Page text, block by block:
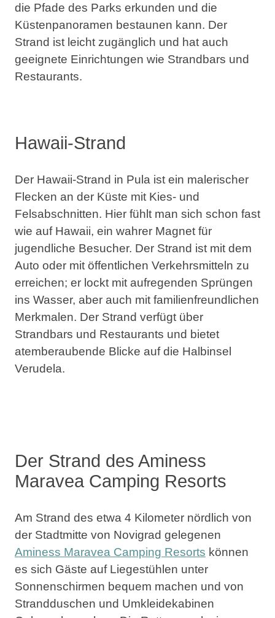
die Pfade des Parks erkunden und die
Küstenpanoramen bestaunen kann. Der
Strand ist leicht zugänglich und hat auch
geeignete Einrichtungen wie Strandbars und
Restaurants.
Hawaii-Strand
Der Hawaii-Strand in Pula ist ein malerischer
Flecken an der Küste mit Kies- und
Felsabschnitten. Hier fühlt man sich schon fast
wie auf Hawaii, ein wahrer Magnet für
jugendliche Besucher. Der Strand ist mit dem
Auto oder mit öffentlichen Verkehrsmitteln zu
erreichen; er lockt mit aufregenden Sprüngen
ins Wasser, aber auch mit familienfreundlichen
Merkmalen. Der Strand verfügt über
Strandbars und Restaurants und bietet
atemberaubende Blicke auf die Halbinsel
Verudela.
Der Strand des Aminess
Maravea Camping Resorts
Am Strand des etwa 4 Kilometer nördlich von
der Stadtmitte von Novigrad gelegenen
Aminess Maravea Camping Resorts können
es sich Gäste auf Liegestühlen unter
Sonnenschirmen bequem machen und von
Strandduschen und Umkleidekabinen